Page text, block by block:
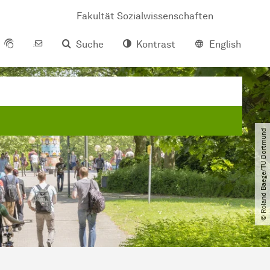
Fakultät Sozialwissenschaften
Suche Kontrast English
© Roland Baege​/​TU Dortmund